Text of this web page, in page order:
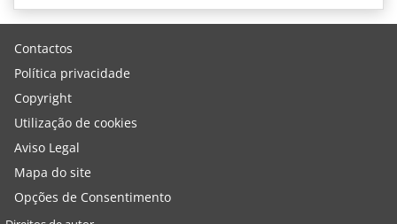
Contactos
Política privacidade
Copyright
Utilização de cookies
Aviso Legal
Mapa do site
Opções de Consentimento